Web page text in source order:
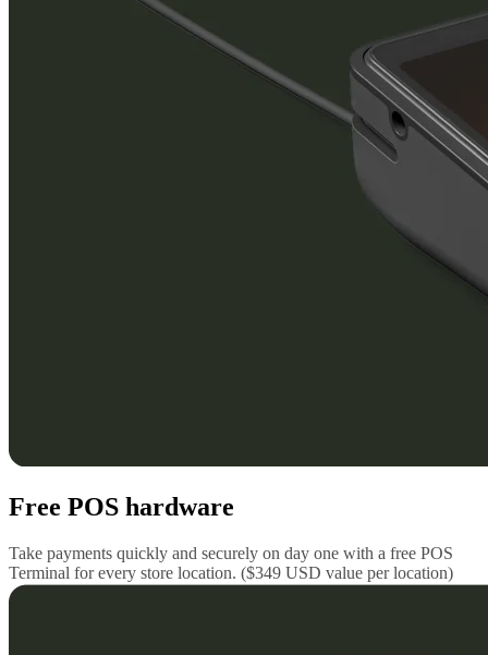
Free POS hardware
Take payments quickly and securely on day one with a free POS
Terminal for every store location. ($349 USD value per location)